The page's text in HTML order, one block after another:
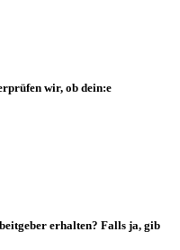
wir, ob dein:e
erhalten? Falls ja, gib